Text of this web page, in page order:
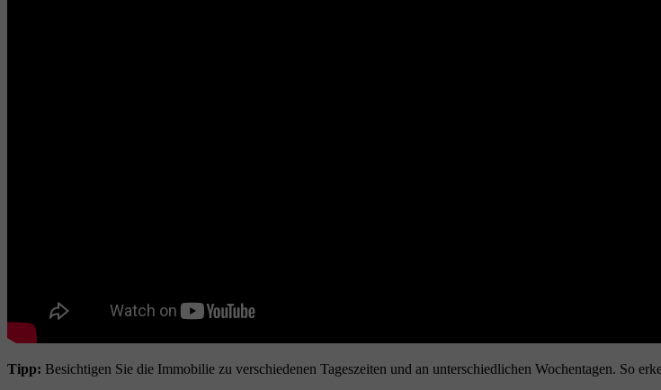
Tipp: Besichtigen Sie die Immobilie zu verschiedenen Tageszeiten und an unterschiedlichen Wochentagen. So